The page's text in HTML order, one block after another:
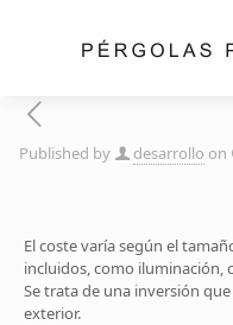
Published by desarrollo on
El coste varía según el
incluidos, como iluminación,
Se trata de una inversión
exterior.